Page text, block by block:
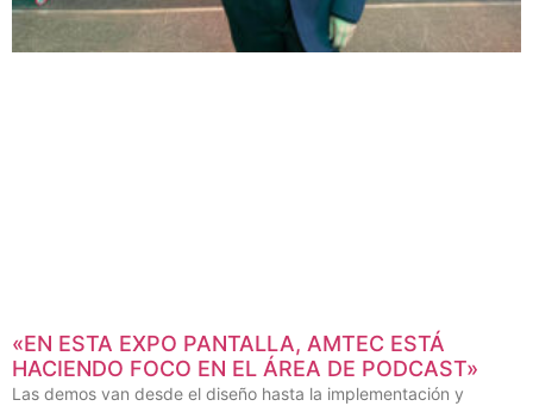
«EN ESTA EXPO PANTALLA, AMTEC ESTÁ
HACIENDO FOCO EN EL ÁREA DE PODCAST»
Las demos van desde el diseño hasta la implementación y